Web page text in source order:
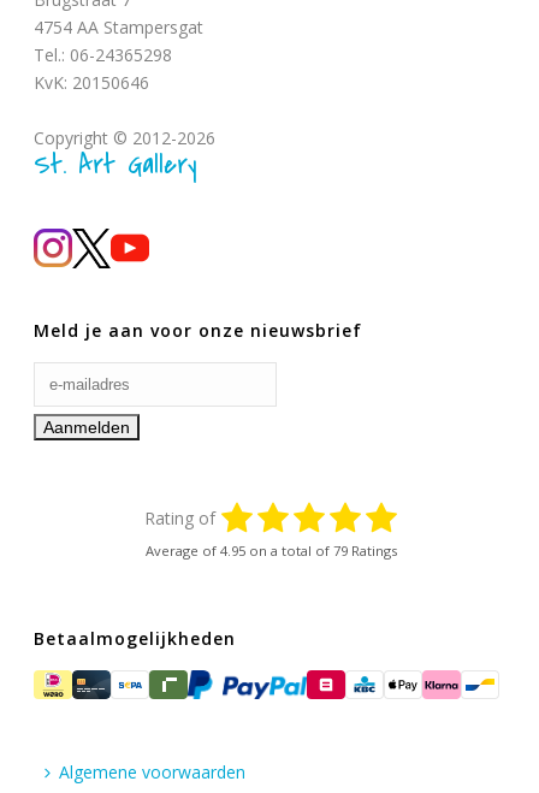
4754 AA Stampersgat
Tel.: 06-24365298
KvK: 20150646
Copyright © 2012-2026
St. Art Gallery
Meld je aan voor onze nieuwsbrief
Rating of
Average of 4.95 on a total of 79 Ratings
Betaalmogelijkheden
Algemene voorwaarden